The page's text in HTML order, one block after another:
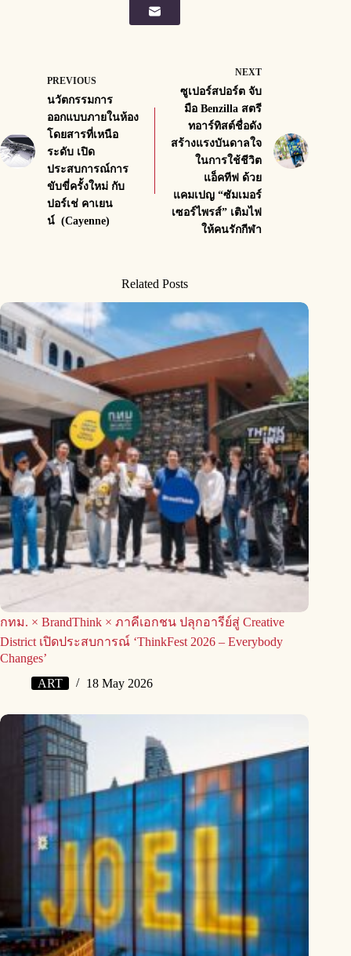
PREVIOUS
นวัตกรรมการ
ออกแบบภายในห้อง
โดยสารที่เหนือ
ระดับ เปิด
ประสบการณ์การ
ขับขี่ครั้งใหม่ กับ
ปอร์เช่ คาเยน
น์ (Cayenne)
NEXT
ซูเปอร์สปอร์ต จับ
มือ Benzilla สตรี
ทอาร์ทิสต์ชื่อดัง
สร้างแรงบันดาลใจ
ในการใช้ชีวิต
แอ็คทีฟ ด้วย
แคมเปญ “ซัมเมอร์
เซอร์ไพรส์” เติมไฟ
ให้คนรักกีฬา
Related Posts
กทม. × BrandThink × ภาคีเอกชน ปลุกอารีย์สู่ Creative
District เปิดประสบการณ์ ‘ThinkFest 2026 – Everybody
Changes’
ART
18 May 2026